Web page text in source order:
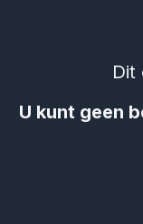
Dit
U kunt geen